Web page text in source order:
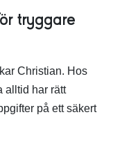
tryggare
Christian. Hos
alltid har rätt
på ett säkert